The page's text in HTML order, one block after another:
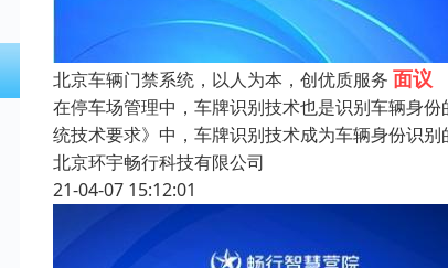
北京车辆门禁系统，以人为本，创优质服务 面议
在停车场管理中，车牌识别技术也是识别车辆身
统技术要求》中，车牌识别技术成为车辆身份识
北京环宇畅行科技有限公司
21-04-07 15:12:01